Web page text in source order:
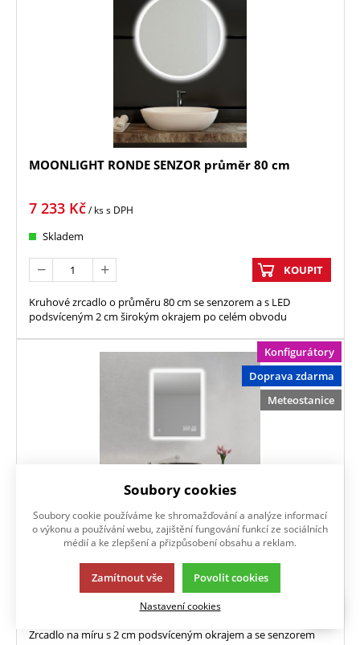
MOONLIGHT RONDE SENZOR průměr 80 cm
7 233 Kč/ kss DPH
Skladem
KOUPIT
Kruhové zrcadlo o průměru 80 cm se senzorem a s LED
podsvíceným 2 cm širokým okrajem po celém obvodu
Konfigurátory
Doprava zdarma
Meteostanice
MOONLIGHT senzor konfigurátor
NAKONFIGUROVAT
Zrcadlo na míru s 2 cm podsvíceným okrajem a se senzorem
Soubory cookies
Soubory cookie používáme ke shromažďování a analýze informací
o výkonu a používání webu, zajištění fungování funkcí ze sociálních
médií a ke zlepšení a přizpůsobení obsahu a reklam.
Zamítnout vše Povolit cookies
Nastavení cookies